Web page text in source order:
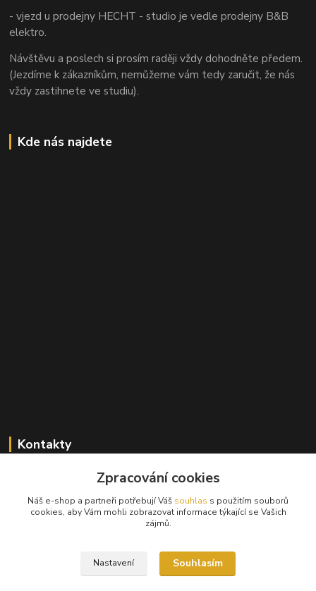
- vjezd u prodejny HECHT - studio je vedle prodejny B&B
elektro.
Návštěvu a poslech si prosím raději vždy dohodněte předem.
(Jezdíme k zákazníkům, nemůžeme vám tedy zaručit, že nás
vždy zastihnete ve studiu).
Kde nás najdete
Kontakty
+420 603 824 940
info@hifibazar.online
Zpracování cookies
Náš e-shop a partneři potřebují Váš souhlas s použitím souborů
cookies, aby Vám mohli zobrazovat informace týkající se Vašich
zájmů.
Nastavení Souhlasím